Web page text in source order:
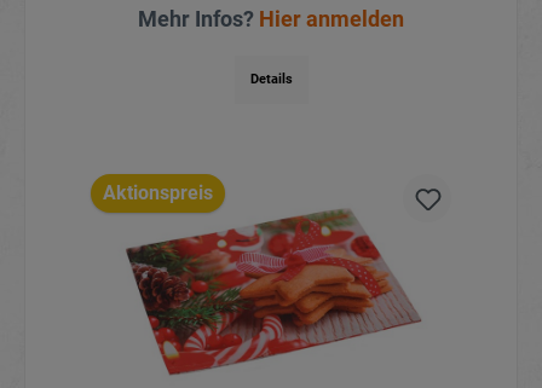
Mehr Infos? Hier anmelden
Details
Aktionspreis